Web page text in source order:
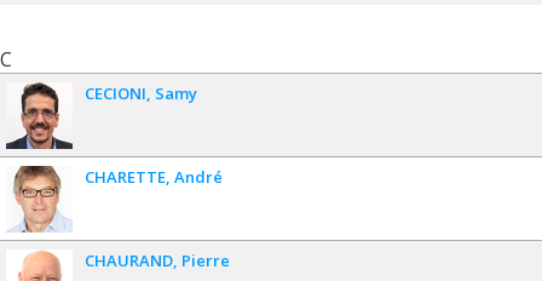
C
CECIONI Samy
CHARETTE André
CHAURAND Pierre